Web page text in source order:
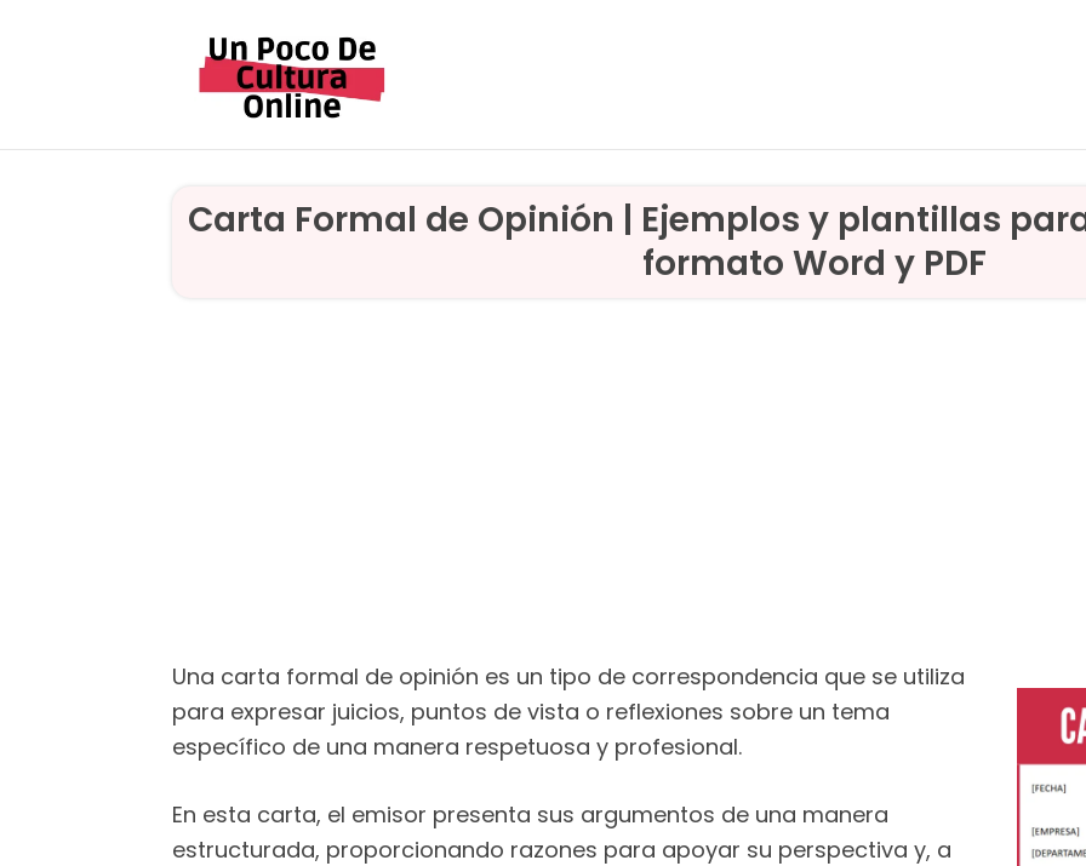
Carta Formal de Opinión | Ejemplos y plantillas
formato Word y PDF
Una carta formal de opinión es un tipo de correspondencia que se utiliza
para expresar juicios, puntos de vista o reflexiones sobre un tema
específico de una manera respetuosa y profesional.
En esta carta, el emisor presenta sus argumentos de una manera
estructurada, proporcionando razones para apoyar su perspectiva y, a